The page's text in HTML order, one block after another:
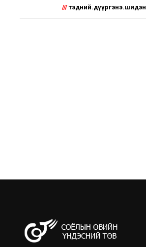
/// тэдний.дүүргэнэ.шидэн